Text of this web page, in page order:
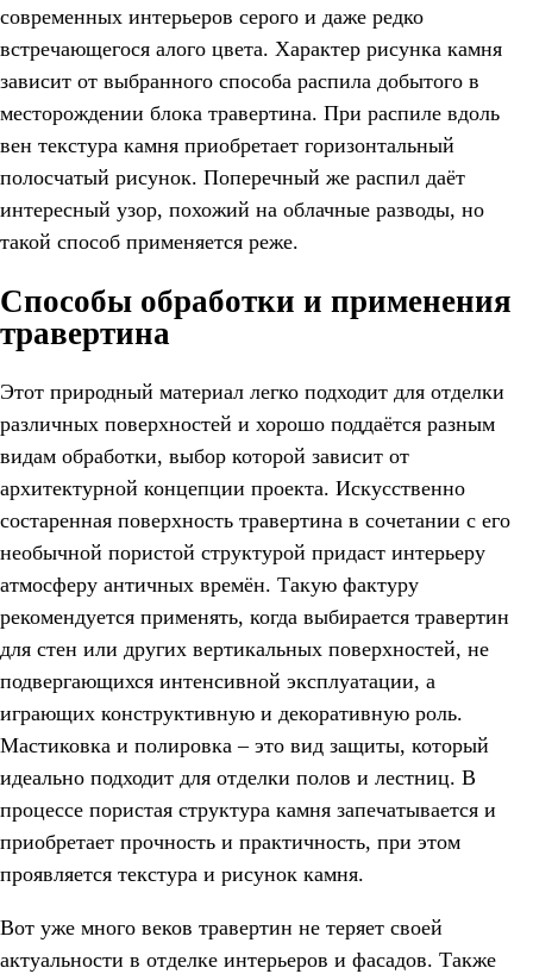
современных интерьеров серого и даже редко
встречающегося алого цвета. Характер рисунка камня
зависит от выбранного способа распила добытого в
месторождении блока травертина. При распиле вдоль
вен текстура камня приобретает горизонтальный
полосчатый рисунок. Поперечный же распил даёт
интересный узор, похожий на облачные разводы, но
такой способ применяется реже.
Способы обработки и применения
травертина
Этот природный материал легко подходит для отделки
различных поверхностей и хорошо поддаётся разным
видам обработки, выбор которой зависит от
архитектурной концепции проекта. Искусственно
состаренная поверхность травертина в сочетании с его
необычной пористой структурой придаст интерьеру
атмосферу античных времён. Такую фактуру
рекомендуется применять, когда выбирается травертин
для стен или других вертикальных поверхностей, не
подвергающихся интенсивной эксплуатации, а
играющих конструктивную и декоративную роль.
Мастиковка и полировка – это вид защиты, который
идеально подходит для отделки полов и лестниц. В
процессе пористая структура камня запечатывается и
приобретает прочность и практичность, при этом
проявляется текстура и рисунок камня.
Вот уже много веков травертин не теряет своей
актуальности в отделке интерьеров и фасадов. Также